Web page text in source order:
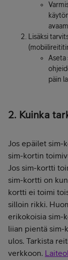
Lisäksi
Aseta
päin
2. Kuinka
Jos epäilet sim-
sim-kortin
Jos sim-kortti
sim-kortti on
kortti ei toimi
silloin rikki.
erikokoisia sim-
liian pientä sim-
ulos. Tarkista
verkkoon.